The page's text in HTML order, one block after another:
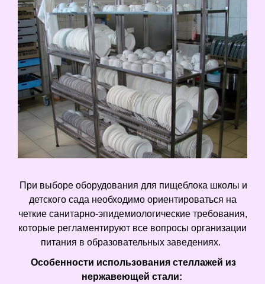
При выборе оборудования для пищеблока школы и
детского сада необходимо ориентироваться на
четкие санитарно-эпидемиологические требования,
которые регламентируют все вопросы организации
питания в образовательных заведениях.
Особенности использования стеллажей из
нержавеющей стали: